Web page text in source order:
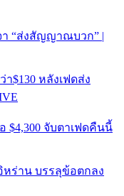
า “ส่งสัญญาณบวก” |
$130 หลังเฟดส่ง
จับตาเฟดคืนนี้
หร่าน บรรลุข้อตกลง